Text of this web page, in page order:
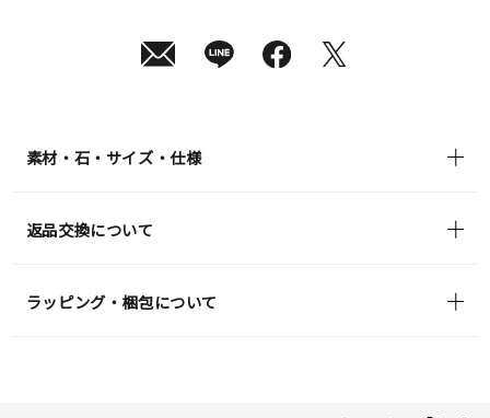
素材・石・サイズ・仕様
返品交換について
ラッピング・梱包について